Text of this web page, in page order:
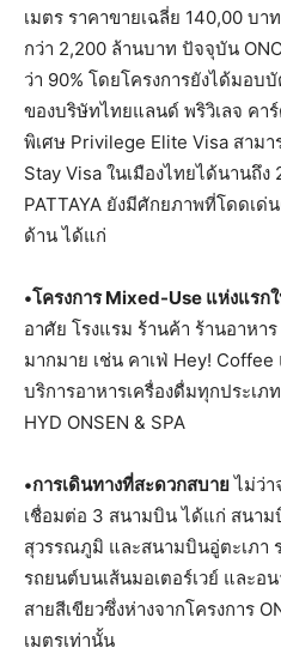
เมตร ราคาขายเฉลี่ย 140,00 บา
กว่า 2,200 ล้านบาท ปัจจุบัน
ว่า 90% โดยโครงการยังได้มอบ
ของบริษัทไทยแลนด์ พริวิเลจ คา
พิเศษ Privilege Elite Visa สาม
Stay Visa ในเมืองไทยได้นานถึง
PATTAYA ยังมีศักยภาพที่โดดเ
ด้าน ได้แก่
•โครงการ Mixed-Use แห่งแรก
อาศัย โรงแรม ร้านค้า ร้านอาหา
มากมาย เช่น คาเฟ่ Hey!
บริการอาหารเครื่องดื่มทุกประเ
HYD ONSEN & SPA
•การเดินทางที่สะดวกสบายไม่ว่า
เชื่อมต่อ 3 สนามบิน ได้แก่ สนา
สุวรรณภูมิ และสนามบินอู่ตะเภา
รถยนต์บนเส้นมอเตอร์เวย์ และอ
สายสีเขียวซึ่งห่างจากโครงการ
เมตรเท่านั้น